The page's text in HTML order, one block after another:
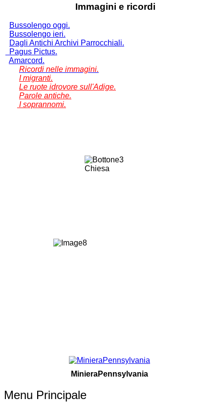
Immagini e ricordi
Bussolengo oggi.
Bussolengo ieri.
Dagli Antichi Archivi Parrocchiali.
Pagus Pictus.
Amarcord.
Ricordi nelle immagini.
I migranti.
Le ruote idrovore sull'Adige.
Parole antiche.
I soprannomi.
MinieraPennsylvania
Menu Principale